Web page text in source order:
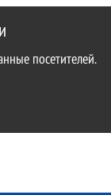
посетителей.